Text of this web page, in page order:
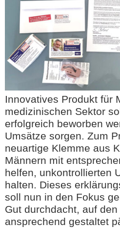
Innovatives Produkt für
medizinischen Sektor
erfolgreich beworben
Umsätze sorgen. Zum
neuartige Klemme aus
Männern mit
helfen, unkontrollierten
halten. Dieses
soll nun in den Fokus
Gut durchdacht, auf
ansprechend gestaltet